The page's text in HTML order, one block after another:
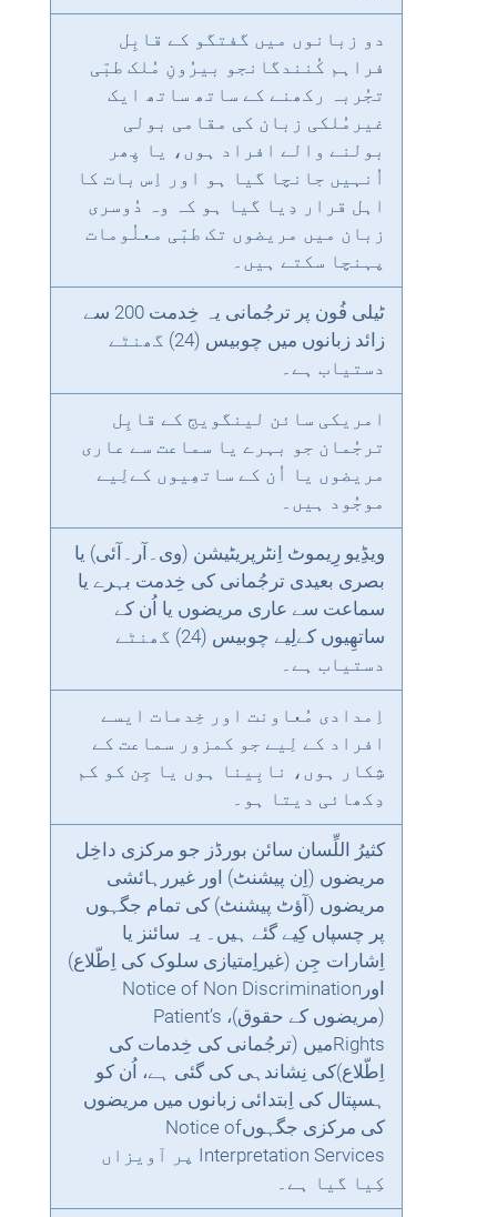
دو زبانوں میں گفتگو کے قابِل
فراہم کُنندگانجو بیرُونِ مُلک طبّی
تجُربہ رکھنے کے ساتھ ساتھ ایک
غیرمُلکی زبان کی مقامی بولی
بولنے والے افراد ہوں، یا پِھر
اُنہیں جانچا گیا ہو اور اِس بات کا
اہل قرار دِیا گیا ہو کہ وہ دُوسری
زبان میں مریضوں تک طبّی معلُومات
پہنچا سکتے ہیں۔
ٹیلی فُون پر ترجُمانی یہ خِدمت 200 سے
زائد زبانوں میں چوبیس (24) گھنٹے
دستیاب ہے۔
امریکی سائن لینگویج کے قابِل
ترجُمان جو بہرے یا سماعت سے عاری
مریضوں یا اُن کے ساتھِیوں کےلِیے
موجُود ہیں۔
ویڈِیو رِیموٹ اِنٹرپریٹیشن (وی۔آر۔آئی) یا
بصری بعیدی ترجُمانی کی خِدمت بہرے یا
سماعت سے عاری مریضوں یا اُن کے
ساتھِیوں کےلِیے چوبیس (24) گھنٹے
دستیاب ہے۔
اِمدادی مُعاونت اور خِدمات ایسے
افراد کے لِیے جو کمزور سماعت کے
شِکار ہوں، نابِینا ہوں یا جِن کو کم
دِکھائی دیتا ہو۔
کثیرُ اللِّسان سائن بورڈز جو مرکزی داخِل
مریضوں (اِن پیشنٹ) اور غیررہائشی
مریضوں (آؤٹ پیشنٹ) کی تمام جگہوں
پر چسپاں کِیے گئے ہیں۔ یہ سائنز یا
اِشارات جِن (غیراِمتیازی سلوک کی اِطّلاع)
اورNotice of Non Discrimination
(مریضوں کے حقوق)، Patient’s
Rightsمیں (ترجُمانی کی خِدمات کی
اِطّلاع)کی نِشاندہی کی گئی ہے، اُن کو
ہسپتال کی اِبتدائی زبانوں میں مریضوں
کی مرکزی جگہوںNotice of
Interpretation Services پر آویزاں
کِیا گیا ہے۔